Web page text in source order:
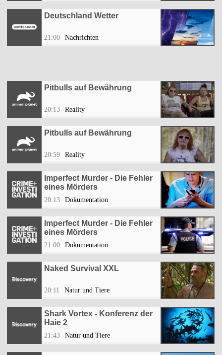
Deutschland Wetter
21:00 Nachrichten
Pitbulls auf Bewährung
20:13 Reality
Pitbulls auf Bewährung
20:59 Reality
Imperfect Murder - Die Fehler
eines Mörders
20:13 Dokumentation
Imperfect Murder - Die Fehler
eines Mörders
21:00 Dokumentation
Naked Survival XXL
20:11 Natur und Tiere
Shark Vortex - Konferenz der
Haie 2
21:43 Natur und Tiere